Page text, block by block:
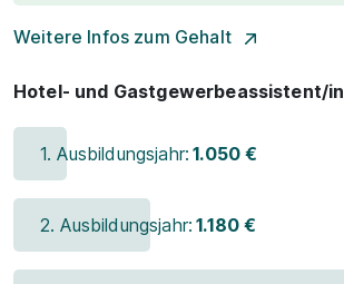
Weitere Infos zum Gehalt
Hotel- und Gastgewerbeassistent/in
1. Ausbildungsjahr: 1.050 €
2. Ausbildungsjahr: 1.180 €